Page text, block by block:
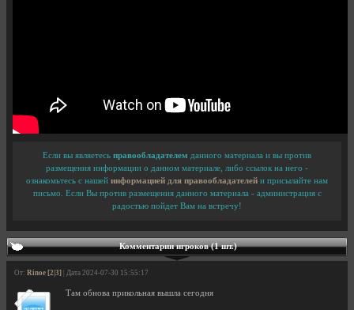
Если вы являетесь правообладателем данного материала и вы против
размещения информации о данном материале, либо ссылок на него -
ознакомьтесь с нашей информацией для правообладателей и присылайте нам
письмо. Если Вы против размещения данного материала - администрация с
радостью пойдет Вам на встречу!
Комментарии игроков (1 шт.)
От: Rinoe [2|3] | Дата 2024-07-30 15:55:17
Там обнова прикольная вышла сегодня